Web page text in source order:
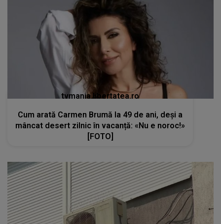
tvmania.libertatea.ro
Cum arată Carmen Brumă la 49 de ani, deși a
mâncat desert zilnic în vacanță: «Nu e noroc!»
[FOTO]